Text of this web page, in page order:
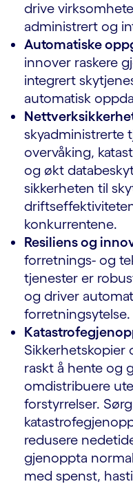
drive
administrert og
Automatiske
innover raskere
integrert
automatisk
skyadministrerte
overvåking,
og økt
sikkerheten til
konkurrentene.
Resiliens og
forretnings- og
tjenester er
og driver
forretningsytelse.
Sikkerhetskopier
raskt å hente og
omdistribuere
forstyrrelser.
redusere
gjenoppta
med spenst,